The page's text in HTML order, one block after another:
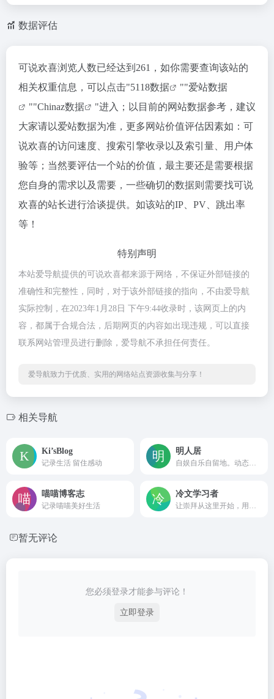
数据评估
可说欢喜浏览人数已经达到261，如你需要查询该站的
相关权重信息，可以点击"5118数据 ""爱站数据
""Chinaz数据
"进入；以目前的网站数据参考，建议
大家请以爱站数据为准，更多网站价值评估因素如：可
说欢喜的访问速度、搜索引擎收录以及索引量、用户体
验等；当然要评估一个站的价值，最主要还是需要根据
您自身的需求以及需要，一些确切的数据则需要找可说
欢喜的站长进行洽谈提供。如该站的IP、PV、跳出率
等！
特别声明
本站爱导航提供的可说欢喜都来源于网络，不保证外部链接的
准确性和完整性，同时，对于该外部链接的指向，不由爱导航
实际控制，在2023年1月28日 下午9:44收录时，该网页上的内
容，都属于合规合法，后期网页的内容如出现违规，可以直接
联系网站管理员进行删除，爱导航不承担任何责任。
爱导航致力于优质、实用的网络站点资源收集与分享！
相关导航
Ki’sBlog
记录生活 留住感动
明人居
喵喵博客志
记录喵喵美好生活
冷文学习者
暂无评论
您必须登录才能参与评论！
立即登录